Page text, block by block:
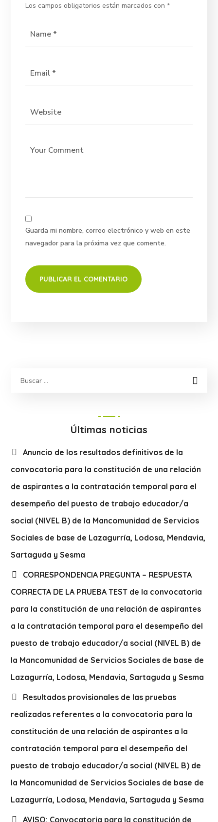
Los campos obligatorios están marcados con*
Guarda mi nombre, correo electrónico y web en este
navegador para la próxima vez que comente.
Últimas noticias
Anuncio de los resultados definitivos de la
convocatoria para la constitución de una relación
de aspirantes a la contratación temporal para el
desempeño del puesto de trabajo educador/a
social (NIVEL B) de la Mancomunidad de Servicios
Sociales de base de Lazagurría, Lodosa, Mendavia,
Sartaguda y Sesma
CORRESPONDENCIA PREGUNTA – RESPUESTA
CORRECTA DE LA PRUEBA TEST de la convocatoria
para la constitución de una relación de aspirantes
a la contratación temporal para el desempeño del
puesto de trabajo educador/a social (NIVEL B) de
la Mancomunidad de Servicios Sociales de base de
Lazagurría, Lodosa, Mendavia, Sartaguda y Sesma
Resultados provisionales de las pruebas
realizadas referentes a la convocatoria para la
constitución de una relación de aspirantes a la
contratación temporal para el desempeño del
puesto de trabajo educador/a social (NIVEL B) de
la Mancomunidad de Servicios Sociales de base de
Lazagurría, Lodosa, Mendavia, Sartaguda y Sesma
AVISO: Convocatoria para la constitución de